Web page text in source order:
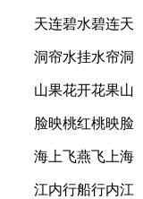
天连碧水碧连天
洞帘水挂水帘洞
山果花开花果山
脸映桃红桃映脸
海上飞燕飞上海
江内行船行内江